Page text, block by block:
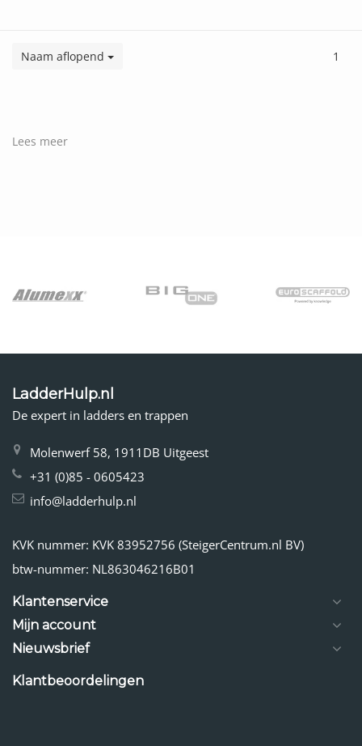
Naam aflopend 1
Lees meer
LadderHulp.nl
De expert in ladders en trappen
Molenwerf 58, 1911DB Uitgeest
+31 (0)85 - 0605423
info@ladderhulp.nl
KVK nummer: KVK 83952756 (SteigerCentrum.nl BV)
btw-nummer: NL863046216B01
Klantenservice
Mijn account
Nieuwsbrief
Klantbeoordelingen